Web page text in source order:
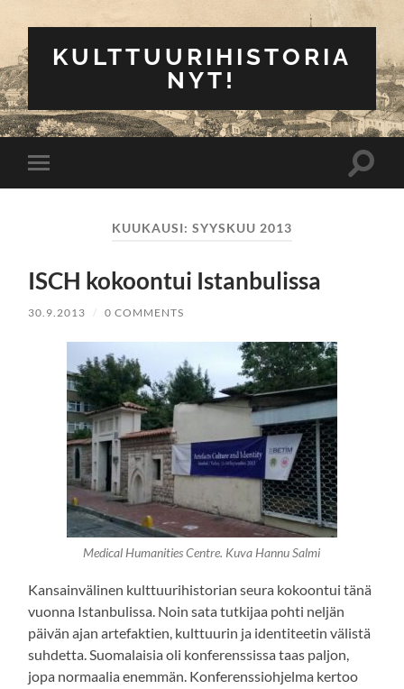
KULTTUURIHISTORIA
NYT!
Toggle
mobile
Toggle
KUUKAUSI: SYYSKUU 2013
ISCH kokoontui Istanbulissa
30.9.2013 / 0 COMMENTS
Medical Humanities Centre. Kuva Hannu Salmi
Kansainvälinen kulttuurihistorian seura kokoontui tänä
vuonna Istanbulissa. Noin sata tutkijaa pohti neljän
päivän ajan artefaktien, kulttuurin ja identiteetin välistä
suhdetta. Suomalaisia oli konferenssissa taas paljon,
jopa normaalia enemmän. Konferenssiohjelma kertoo